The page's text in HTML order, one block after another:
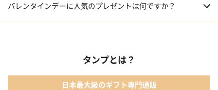
02 メイクアップ
04 ファッション小物
バレンタインデーに人気のプレゼントは何ですか？
02 【名入れギフト】フラワーティントリップ［日本限定ピンクゴ
タンプとは？
日本最大級のギフト専門通販